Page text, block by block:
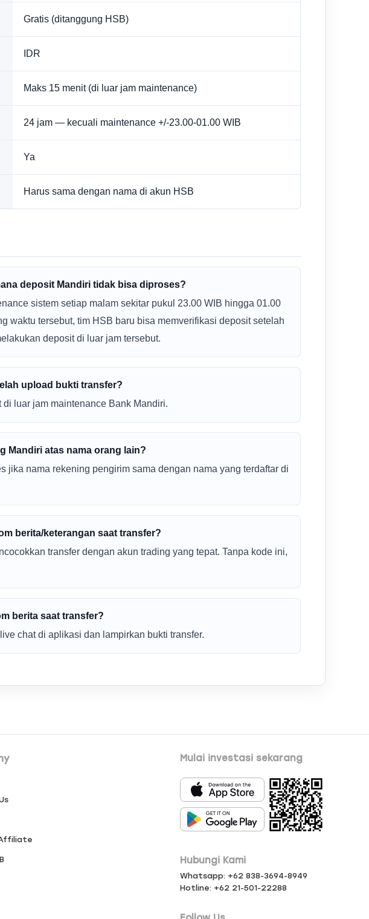
Gratis (ditanggung HSB)
IDR
Maks 15 menit (di luar jam maintenance)
24 jam — kecuali maintenance +/-23.00-01.00 WIB
Ya
Harus sama dengan nama di akun HSB
deposit Mandiri tidak bisa diproses?
sistem setiap malam sekitar pukul 23.00 WIB hingga 01.00
waktu tersebut, tim HSB baru bisa memverifikasi deposit setelah
deposit di luar jam tersebut.
upload bukti transfer?
luar jam maintenance Bank Mandiri.
Mandiri atas nama orang lain?
jika nama rekening pengirim sama dengan nama yang terdaftar di
berita/keterangan saat transfer?
transfer dengan akun trading yang tepat. Tanpa kode ini,
berita saat transfer?
chat di aplikasi dan lampirkan bukti transfer.
Mulai investasi sekarang
Hubungi Kami
Whatsapp: +62 838-3694-8949
Hotline: +62 21-501-22288